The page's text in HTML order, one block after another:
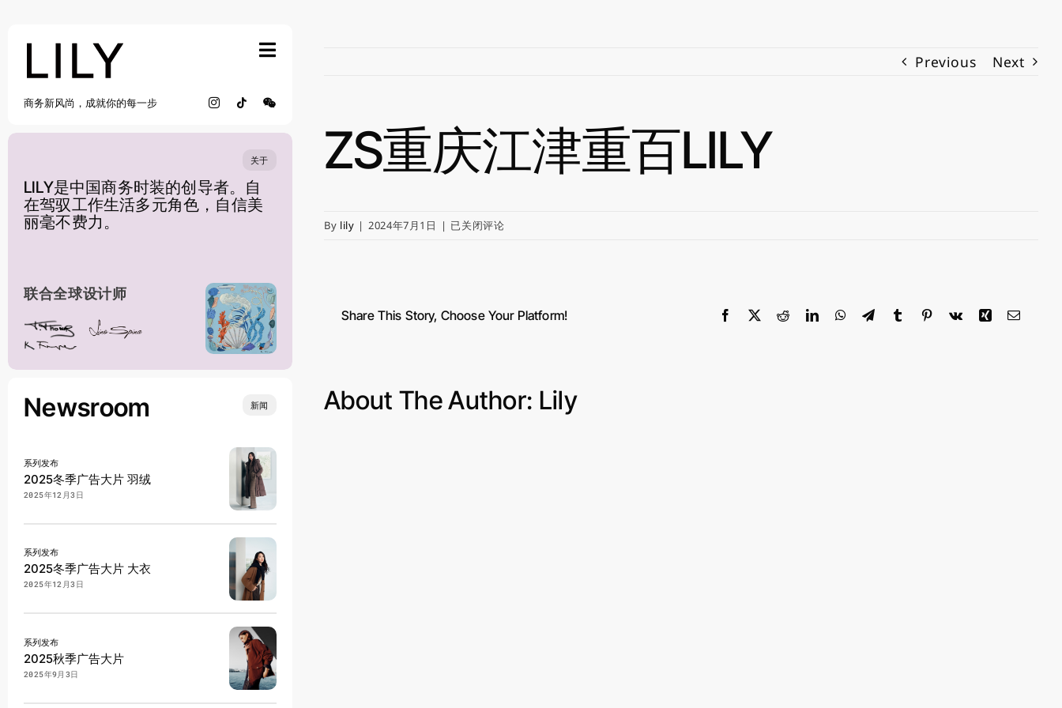
content
商务新风尚，成就你的每一步
关于
LILY是中国商务时装的创导者。自
在驾驭工作生活多元角色，自信美
丽毫不费力。
联合全球设计师
Newsroom 新闻
系列发布
2025冬季广告大片 羽绒
2025年12月3日
系列发布
2025冬季广告大片 大衣
2025年12月3日
系列发布
2025秋季广告大片
2025年9月3日
Previous Next
ZS重庆江津重百LILY
By lily | 2024年7月1日 | ZS
重
已关闭评论
Share This Story, Choose Your Platform! Facebook RedditLinkedInWhatsApp
Telegram
TumblrPinterest
Vk Xing
About The Author: Lily